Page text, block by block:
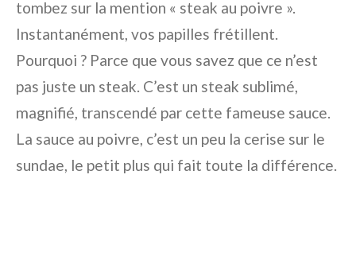
tombez sur la mention « steak au poivre ».
Instantanément, vos papilles frétillent.
Pourquoi ? Parce que vous savez que ce n’est
pas juste un steak. C’est un steak sublimé,
magnifié, transcendé par cette fameuse sauce.
La sauce au poivre, c’est un peu la cerise sur le
sundae, le petit plus qui fait toute la différence.